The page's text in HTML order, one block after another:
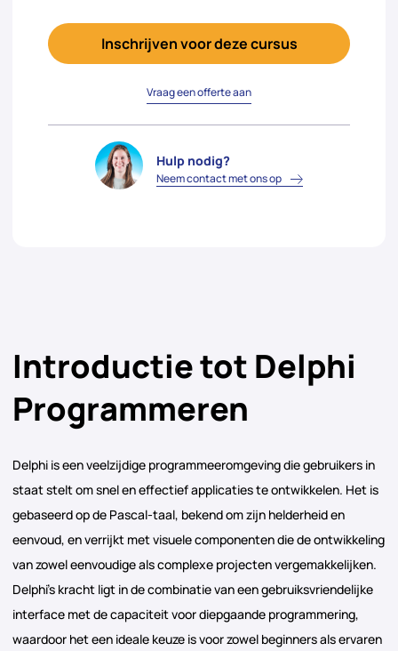
Introductie tot Delphi
Programmeren
Delphi is een veelzijdige programmeeromgeving die gebruikers in
staat stelt om snel en effectief applicaties te ontwikkelen. Het is
gebaseerd op de Pascal-taal, bekend om zijn helderheid en
eenvoud, en verrijkt met visuele componenten die de ontwikkeling
van zowel eenvoudige als complexe projecten vergemakkelijken.
Delphi’s kracht ligt in de combinatie van een gebruiksvriendelijke
interface met de capaciteit voor diepgaande programmering,
waardoor het een ideale keuze is voor zowel beginners als ervaren
Inschrijven voor deze cursus
Vraag een offerte aan
Hulp nodig?
Neem contact met ons op